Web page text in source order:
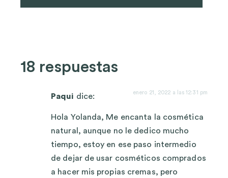
18 respuestas
Paqui dice: enero 21, 2022 a las 12:31 pm
Hola Yolanda, Me encanta la cosmética
natural, aunque no le dedico mucho
tiempo, estoy en ese paso intermedio
de dejar de usar cosméticos comprados
a hacer mis propias cremas, pero